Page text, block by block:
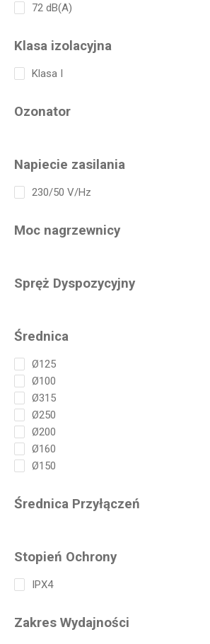
72 dB(A)
Klasa izolacyjna
Klasa I
Ozonator
Napiecie zasilania
230/50 V/Hz
Moc nagrzewnicy
Spręż Dyspozycyjny
Średnica
Ø125
Ø100
Ø315
Ø250
Ø200
Ø160
Ø150
Średnica Przyłączeń
Stopień Ochrony
IPX4
Zakres Wydajności